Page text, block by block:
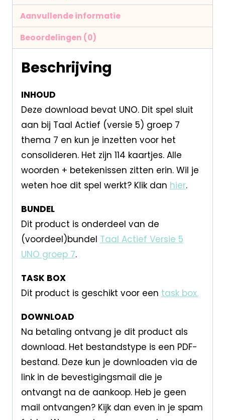
Aanvullende informatie
Beoordelingen (0)
Beschrijving
INHOUD
Deze download bevat UNO. Dit spel sluit
aan bij Taal Actief (versie 5) groep 7
thema 7 en kun je inzetten voor het
consolideren. Het zijn 114 kaartjes. Alle
woorden + betekenissen zitten erin. Wil je
weten hoe dit spel werkt? Klik dan hier.
BUNDEL
Dit product is onderdeel van de
(voordeel)bundel Taal Actief Versie 5
UNO groep 7.
TASK BOX
Dit product is geschikt voor een task box.
DOWNLOAD
Na betaling ontvang je dit product als
download. Het bestandstype is een PDF-
bestand. Deze kun je downloaden via de
link in de bevestigingsmail die je
ontvangt na de aankoop. Heb je geen
mail ontvangen? Kijk dan even in je spam